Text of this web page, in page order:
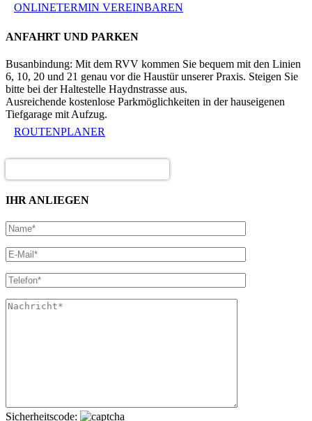
ONLINETERMIN VEREINBAREN
ANFAHRT UND PARKEN
Busanbindung: Mit dem RVV kommen Sie bequem mit den Linien
6, 10, 20 und 21 genau vor die Haustür unserer Praxis. Steigen Sie
bitte bei der Haltestelle Haydnstrasse aus.
Ausreichende kostenlose Parkmöglichkeiten in der hauseigenen
Tiefgarage mit Aufzug.
ROUTENPLANER
IHR ANLIEGEN
Sicherheitscode: